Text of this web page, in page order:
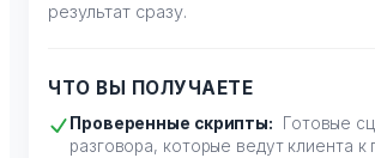
результат сразу.
ЧТО ВЫ ПОЛУЧАЕТЕ
Проверенные скрипты:
Готовые
разговора, которые ведут клиента к